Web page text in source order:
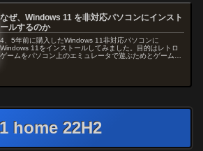
なぜ、Windows 11 を非対応パソコンにインスト
ールするのか
4、5年前に購入したWindows 11非対応パソコンに
Windows 11をインストールしてみました。目的はレトロ
ゲームをパソコン上のエミュレータで遊ぶためとゲーム機
home 22H2